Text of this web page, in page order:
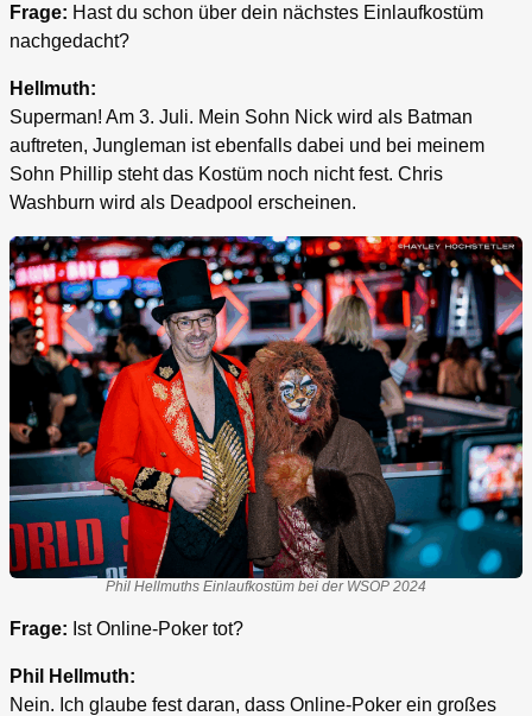
Frage: Hast du schon über dein nächstes Einlaufkostüm
nachgedacht?
Hellmuth:
Superman! Am 3. Juli. Mein Sohn Nick wird als Batman
auftreten, Jungleman ist ebenfalls dabei und bei meinem
Sohn Phillip steht das Kostüm noch nicht fest. Chris
Washburn wird als Deadpool erscheinen.
Phil Hellmuths Einlaufkostüm bei der WSOP 2024
Frage: Ist Online-Poker tot?
Phil Hellmuth:
Nein. Ich glaube fest daran, dass Online-Poker ein großes